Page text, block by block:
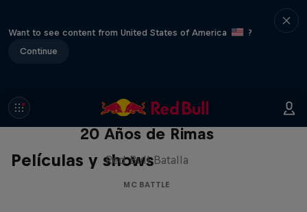
Want to see content from United States of America
?
Continue
Películas y shows
Red Bull Batalla Nueva Historia:
20 Años de Rimas
Red Bull Batalla
MC BATTLE